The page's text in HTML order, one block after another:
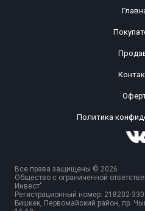
Политика
Все права защищены © 2026
Общество с ограниченной
Инвест"
Регистрационный номер: 218202-
Бишкек, Первомайский район, пр.